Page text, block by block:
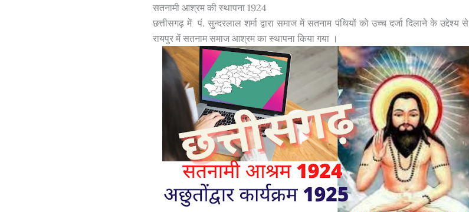
सतनामी आश्रम की स्थापना 1924
छत्तीसगढ़ में पं. सुन्दरलाल शर्मा द्वारा समाज में सतनाम पंथियों को उच्च दर्जा दिलाने के उद्देश्य से
रायपुर में सतनाम समाज आश्रम का स्थापना किया गया ।